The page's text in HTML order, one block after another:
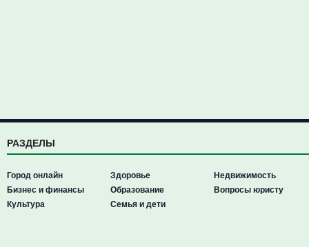
РАЗДЕЛЫ
Город онлайн
Бизнес и финансы
Культура
Здоровье
Образование
Семья и дети
Недвижимость
Вопросы юристу